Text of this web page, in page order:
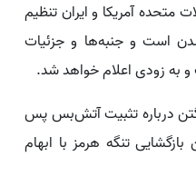
متحده آمریکا و ایران تنظیم
است و جنبه‌ها و جزئیات
به‌ زودی اعلام خواهد شد.
درباره تثبیت آتش‌بس پس
تنگه هرمز با ابهام